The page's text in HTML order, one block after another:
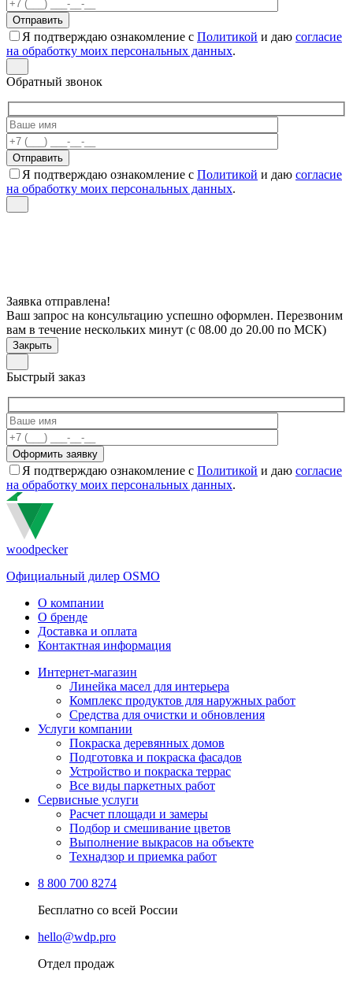
Я подтверждаю ознакомление с Политикой и даю согласие
на обработку моих персональных данных.
Обратный звонок
Я подтверждаю ознакомление с Политикой и даю согласие
на обработку моих персональных данных.
Заявка отправлена!
Ваш запрос на консультацию успешно оформлен. Перезвоним
вам в течение нескольких минут (с 08.00 до 20.00 по МСК)
Закрыть
Быстрый заказ
Я подтверждаю ознакомление с Политикой и даю согласие
на обработку моих персональных данных.
woodpecker
Официальный дилер OSMO
О компании
О бренде
Доставка и оплата
Контактная информация
Интернет-магазин
Линейка масел для интерьера
Комплекс продуктов для наружных работ
Средства для очистки и обновления
Услуги компании
Покраска деревянных домов
Подготовка и покраска фасадов
Устройство и покраска террас
Все виды паркетных работ
Сервисные услуги
Расчет площади и замеры
Подбор и смешивание цветов
Выполнение выкрасов на объекте
Технадзор и приемка работ
8 800 700 8274
Бесплатно со всей России
hello@wdp.pro
Отдел продаж